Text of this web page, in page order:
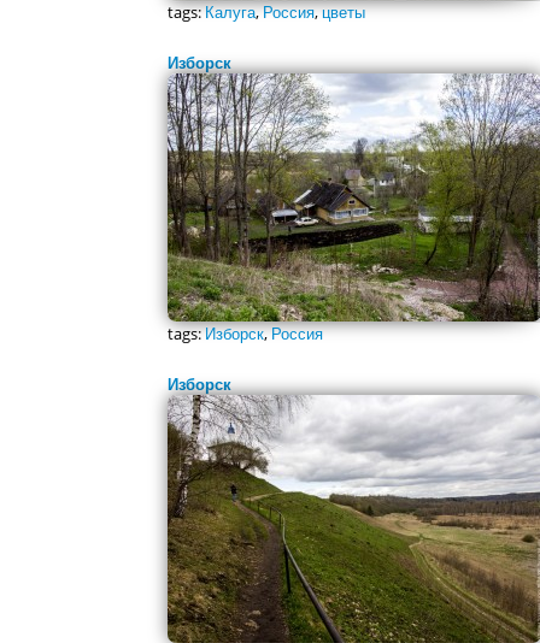
tags:Калуга,Россия,цветы
Изборск
tags:Изборск,Россия
Изборск